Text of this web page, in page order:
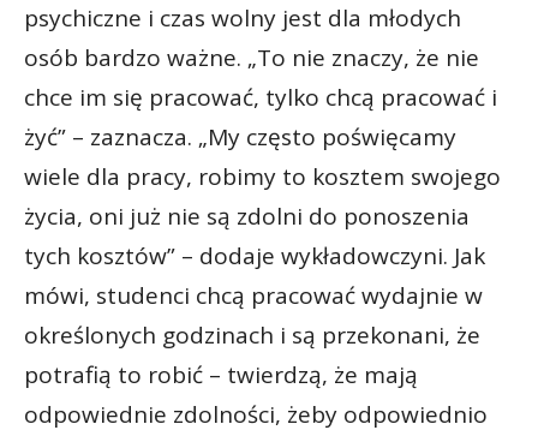
psychiczne i czas wolny jest dla młodych
osób bardzo ważne. „To nie znaczy, że nie
chce im się pracować, tylko chcą pracować i
żyć” – zaznacza. „My często poświęcamy
wiele dla pracy, robimy to kosztem swojego
życia, oni już nie są zdolni do ponoszenia
tych kosztów” – dodaje wykładowczyni. Jak
mówi, studenci chcą pracować wydajnie w
określonych godzinach i są przekonani, że
potrafią to robić – twierdzą, że mają
odpowiednie zdolności, żeby odpowiednio